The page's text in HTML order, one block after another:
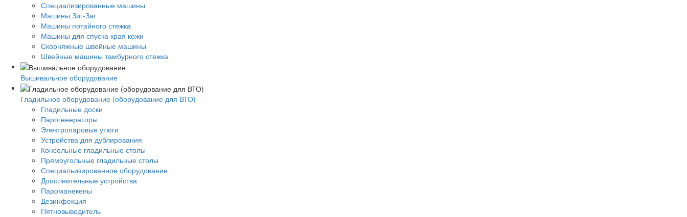
Специализированные машины
Машины Зиг-Заг
Машины потайного стежка
Машины для спуска края кожи
Скорняжные швейные машины
Швейные машины тамбурного стежка
Вышивальное оборудование
Гладильное оборудование (оборудование для ВТО)
Гладильные доски
Парогенераторы
Электропаровые утюги
Устройства для дублирования
Консольные гладильные столы
Прямоугольные гладильные столы
Специальизированное оборудование
Дополнительные устройства
Пароманекены
Дезинфекция
Пятновыводитель